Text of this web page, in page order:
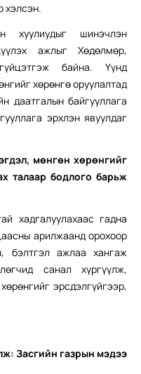
хэлсэн.
хуулиудыг шинэчлэн
ажлыг Хөдөлмөр,
байна. Үүнд
хөрөнгө оруулалтад
даатгалын байгууллага
эрхлэн явуулдаг
мөнгөн хөрөнгийг
талаар бодлого барьж
хадгалуулахаас гадна
арилжаанд орохоор
бэлтгэл ажлаа хангаж
санал хүргүүлж,
эрсдэлгүйгээр,
Засгийн газрын мэдээ